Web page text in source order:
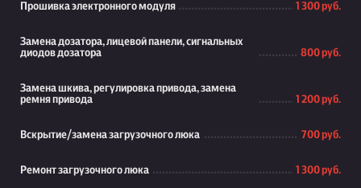
Прошивка электронного модуля 1 300 руб.
Замена дозатора, лицевой панели, сигнальных
диодов дозатора
800 руб.
Замена шкива, регулировка привода, замена
ремня привода
1 200 руб.
Вскрытие/замена загрузочного люка 700 руб.
Ремонт загрузочного люка 1 300 руб.